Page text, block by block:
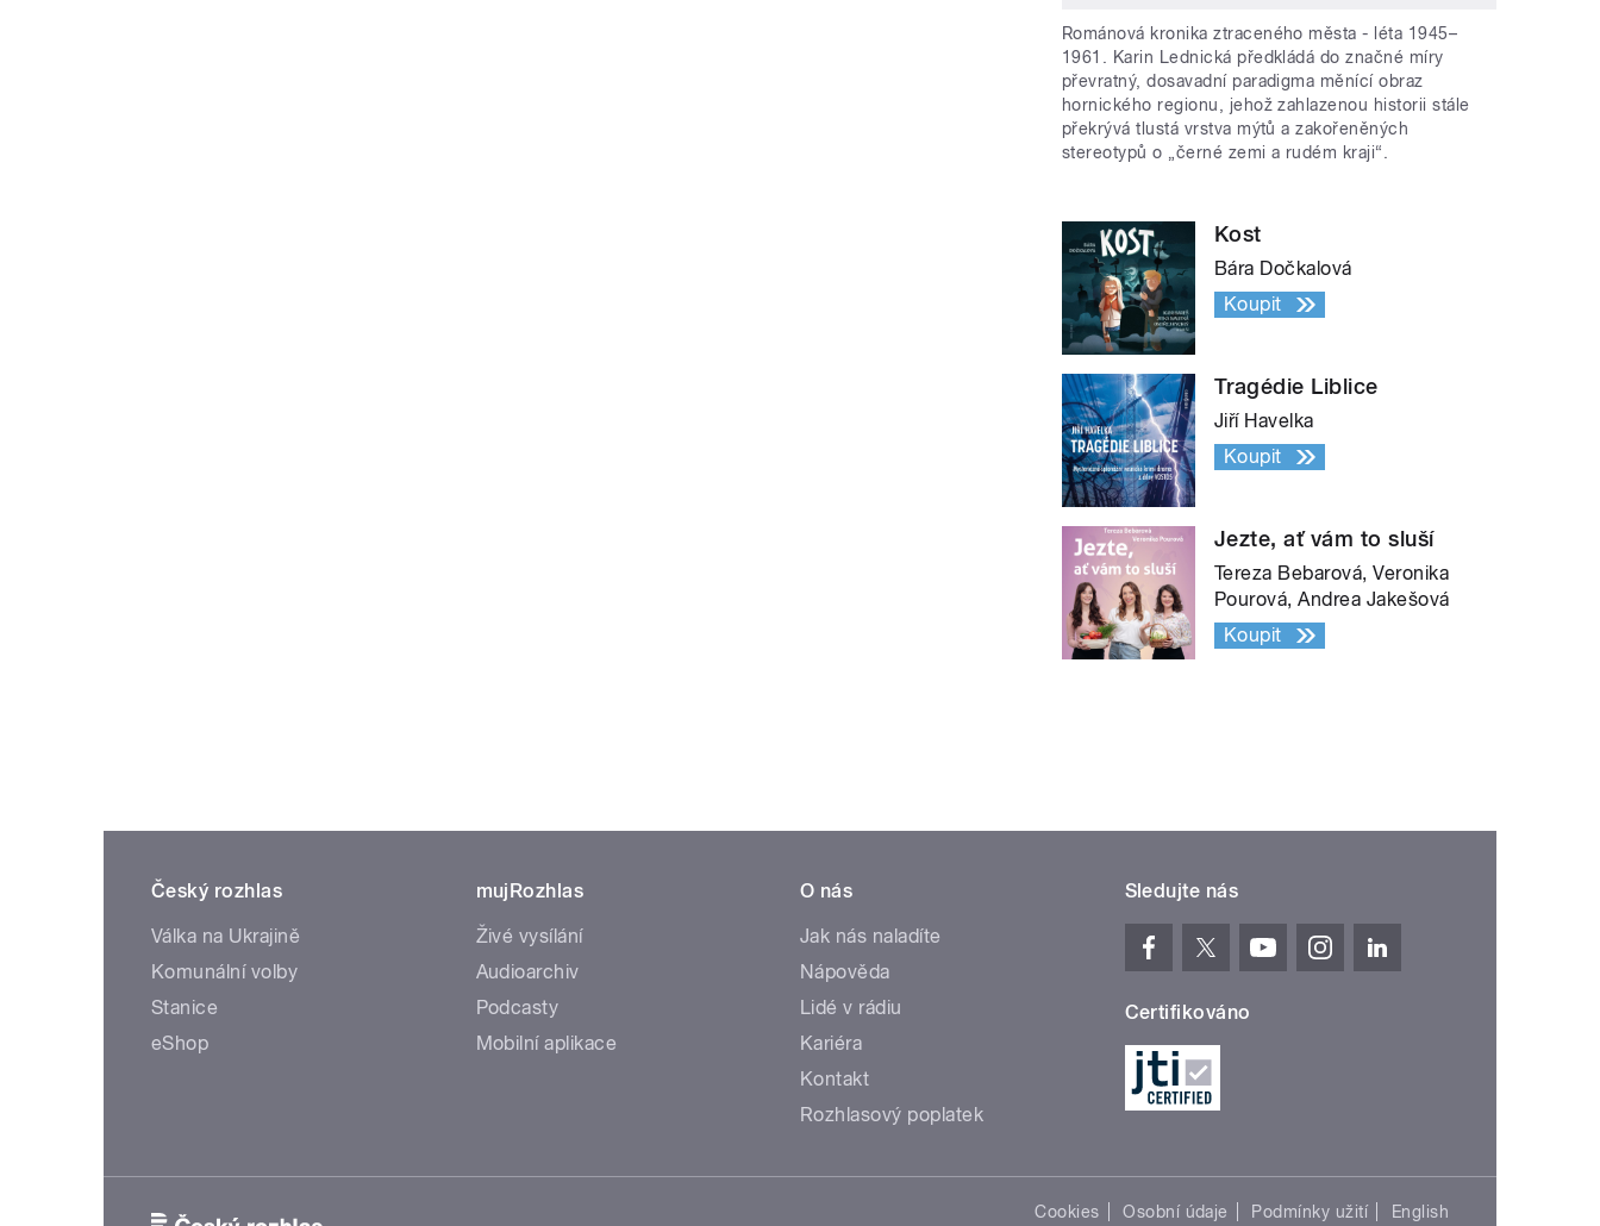
Románová kronika ztraceného města - léta 1945–
1961. Karin Lednická předkládá do značné míry
převratný, dosavadní paradigma měnící obraz
hornického regionu, jehož zahlazenou historii stále
překrývá tlustá vrstva mýtů a zakořeněných
stereotypů o „černé zemi a rudém kraji“.
Kost
Bára Dočkalová
Koupit
Tragédie Liblice
Jiří Havelka
Koupit
Jezte, ať vám to sluší
Tereza Bebarová, Veronika
Pourová, Andrea Jakešová
Koupit
Český rozhlas
Válka na Ukrajině
Komunální volby
Stanice
eShop
mujRozhlas
Živé vysílání
Audioarchiv
Podcasty
Mobilní aplikace
O nás
Jak nás naladíte
Nápověda
Lidé v rádiu
Kariéra
Kontakt
Rozhlasový poplatek
Sledujte nás
Certifikováno
Cookies Osobní údaje Podmínky užití English